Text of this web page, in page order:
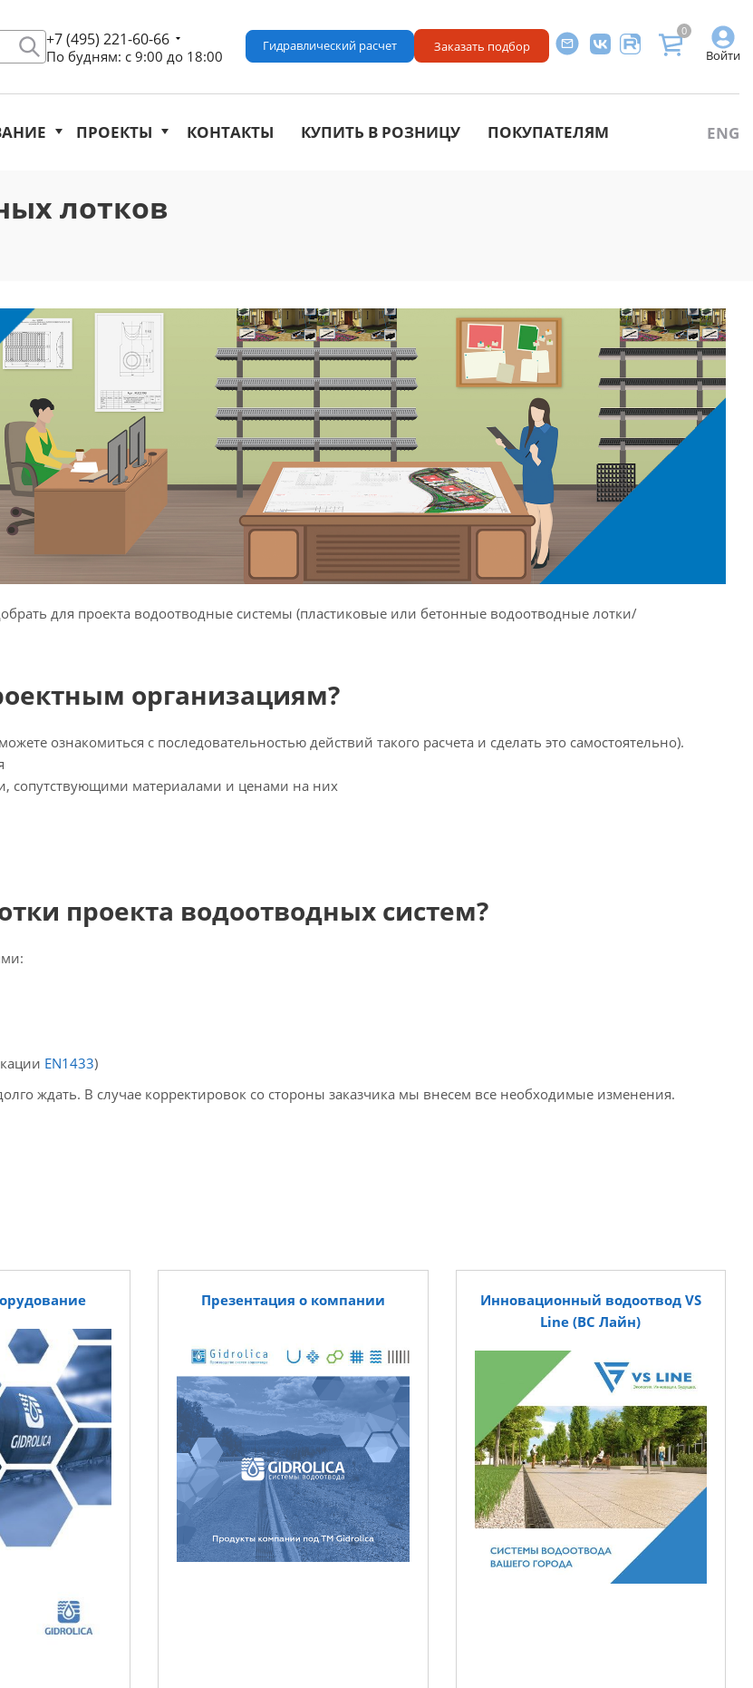
+7 (495) 221-60-66
По будням: с 9:00 до 18:00 Войти
0
Гидравлический расчет Заказать подбор
ПРОЕКТЫ КОНТАКТЫ КУПИТЬ В РОЗНИЦУ ПОКУПАТЕЛЯМ ENG
лотков
для проекта водоотводные системы (пластиковые или бетонные водоотводные лотки/
организациям?
ознакомиться с последовательностью действий такого расчета и сделать это самостоятельно).
сопутствующими материалами и ценами на них
проекта водоотводных систем?
EN1433)
ждать. В случае корректировок со стороны заказчика мы внесем все необходимые изменения.
Презентация о компании
Инновационный водоотвод VS
Line (ВС Лайн)